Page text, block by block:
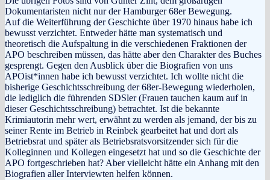
Dokumentaristen nicht nur der Hamburger 68er Bewegung.
Auf die Weiterführung der Geschichte über 1970 hinaus habe ich
bewusst verzichtet. Entweder hätte man systematisch und
theoretisch die Aufspaltung in die verschiedenen Fraktionen der
APO beschreiben müssen, das hätte aber den Charakter des Buches
gesprengt. Gegen den Ausblick über die Biografien von uns
APOist*innen habe ich bewusst verzichtet. Ich wollte nicht die
bisherige Geschichtsschreibung der 68er-Bewegung wiederholen,
die lediglich die führenden SDSler (Frauen tauchen kaum auf in
dieser Geschichtsschreibung) betrachtet. Ist die bekannte
Krimiautorin mehr wert, erwähnt zu werden als jemand, der bis zu
seiner Rente im Betrieb in Reinbek gearbeitet hat und dort als
Betriebsrat und später als Betriebsratsvorsitzender sich für die
Kolleginnen und Kollegen eingesetzt hat und so die Geschichte der
APO fortgeschrieben hat? Aber vielleicht hätte ein Anhang mit den
Biografien aller Interviewten helfen können.